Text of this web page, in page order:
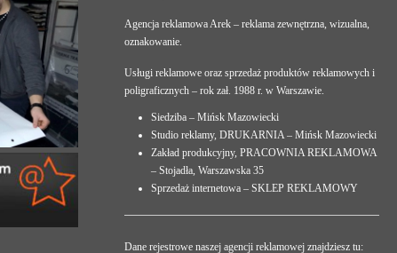
Agencja reklamowa Arek – reklama zewnętrzna, wizualna,
oznakowanie.
Usługi reklamowe oraz sprzedaż produktów reklamowych i
poligraficznych – rok zał. 1988 r. w Warszawie.
Siedziba – Mińsk Mazowiecki
Studio reklamy, DRUKARNIA – Mińsk Mazowiecki
Zakład produkcyjny, PRACOWNIA REKLAMOWA
– Stojadła, Warszawska 35
Sprzedaż internetowa – SKLEP REKLAMOWY
Dane rejestrowe naszej agencji reklamowej znajdziesz tu: